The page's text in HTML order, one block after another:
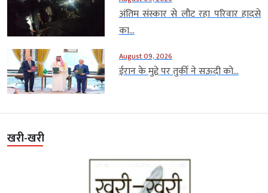
अंतिम संस्कार से लौट रहा परिवार हादसे
का...
August 09, 2026
ईरान के मुद्दे पर तुर्की ने सऊदी को...
खरी-खरी